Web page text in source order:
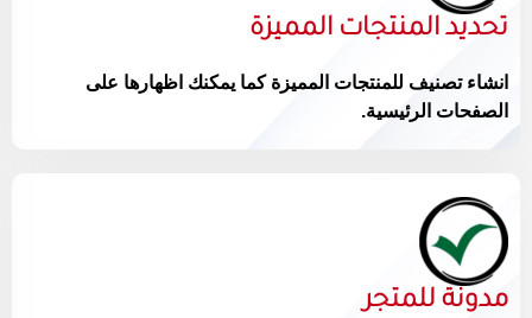
تحديد المنتجات المميزة
انشاء تصنيف للمنتجات المميزة كما يمكنك اظهارها على
الصفحات الرئيسية.
مدونة للمتجر